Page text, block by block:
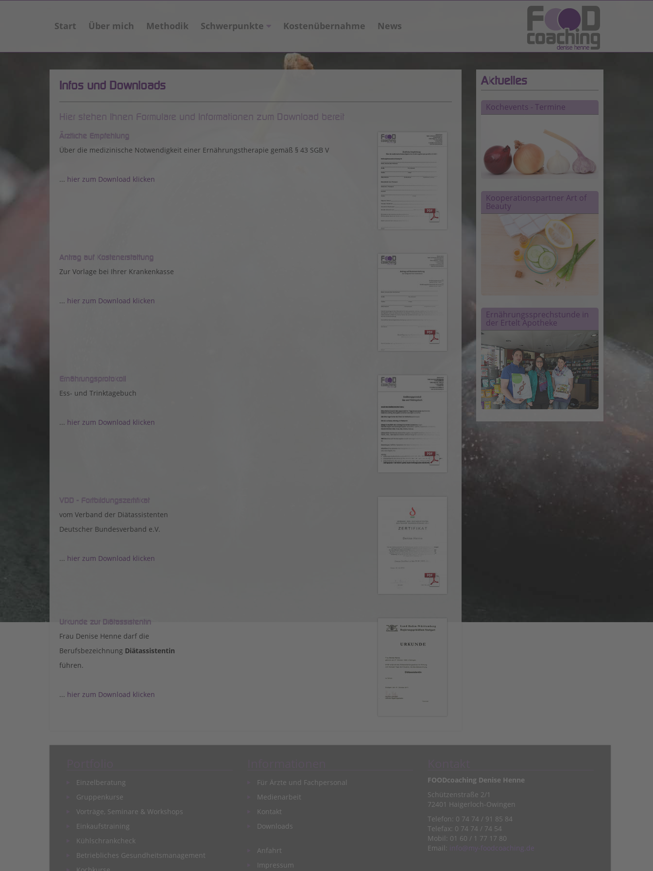
Start Über mich Methodik Schwerpunkte Kostenübernahme News
Infos und Downloads
Hier stehen Ihnen Formulare und Informationen zum Download bereit
Ärztliche Empfehlung
Über die medizinische Notwendigkeit einer Ernährungstherapie gemäß § 43 SGB V
... hier zum Download klicken
Antrag auf Kostenerstattung
Zur Vorlage bei Ihrer Krankenkasse
... hier zum Download klicken
Ernährungsprotokoll
Ess- und Trinktagebuch
... hier zum Download klicken
VDD - Fortbildungszertifikat
vom Verband der Diätassistenten
Deutscher Bundesverband e.V.
... hier zum Download klicken
Urkunde zur Diätassistentin
Frau Denise Henne darf die
Berufsbezeichnung Diätassistentin
führen.
... hier zum Download klicken
Aktuelles
Kochevents - Termine
Kooperationspartner Art of
Beauty
Ernährungssprechstunde in
der Ertelt Apotheke
Einzelberatung
Gruppenkurse
Vorträge, Seminare & Workshops
Einkaufstraining
Kühlschrankcheck
Betriebliches Gesundheitsmanagement
Für Ärzte und Fachpersonal
Medienarbeit
Kontakt
Downloads
Anfahrt
Impressum
FOODcoaching Denise Henne
Schützenstraße 2/1
72401 Haigerloch-Owingen
Telefon: 0 74 74 / 91 85 84
Telefax: 0 74 74 / 74 54
Mobil: 01 60 / 1 77 17 80
Email: info@my-foodcoaching.de